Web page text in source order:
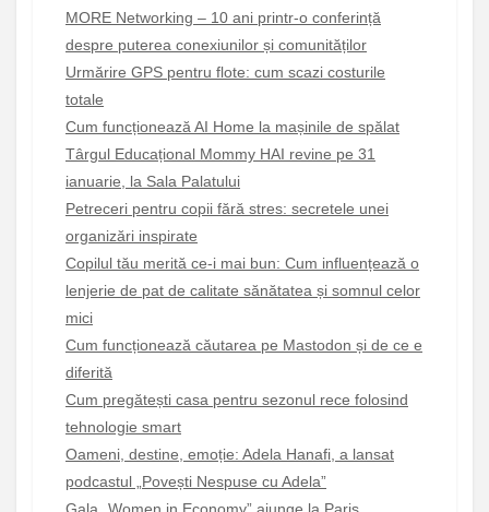
MORE Networking – 10 ani printr-o conferință
despre puterea conexiunilor și comunităților
Urmărire GPS pentru flote: cum scazi costurile
totale
Cum funcționează AI Home la mașinile de spălat
Târgul Educațional Mommy HAI revine pe 31
ianuarie, la Sala Palatului
Petreceri pentru copii fără stres: secretele unei
organizări inspirate
Copilul tău merită ce-i mai bun: Cum influențează o
lenjerie de pat de calitate sănătatea și somnul celor
mici
Cum funcționează căutarea pe Mastodon și de ce e
diferită
Cum pregătești casa pentru sezonul rece folosind
tehnologie smart
Oameni, destine, emoție: Adela Hanafi, a lansat
podcastul „Povești Nespuse cu Adela”
Gala „Women in Economy” ajunge la Paris